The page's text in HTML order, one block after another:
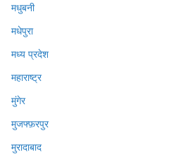
मधुबनी
मधेपुरा
मध्य प्रदेश
महाराष्ट्र
मुंगेर
मुजफ्फ़रपुर
मुरादाबाद